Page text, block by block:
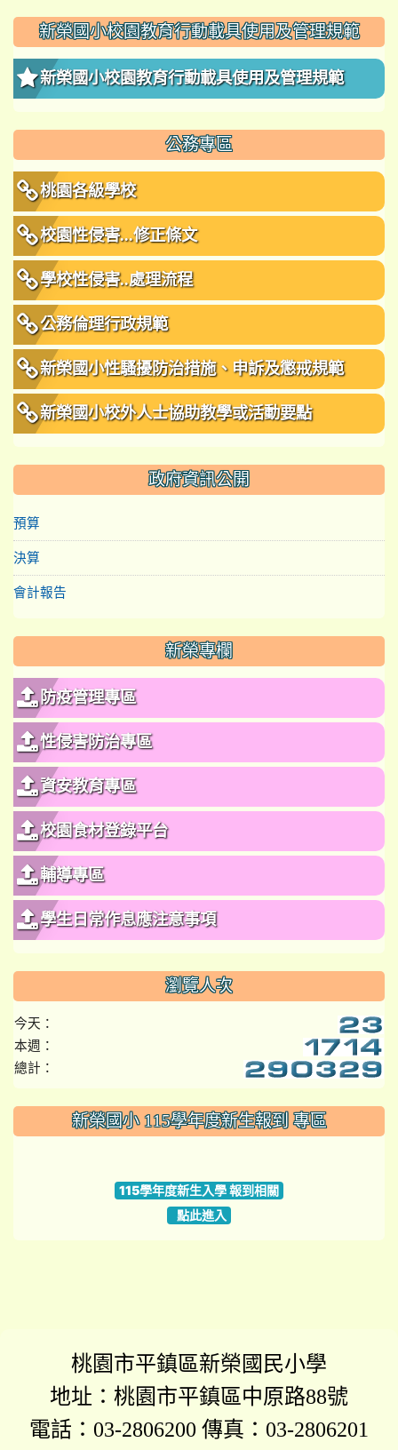
新榮國小校園教育行動載具使用及管理規範
新榮國小校園教育行動載具使用及管理規範
公務專區
桃園各級學校
校園性侵害...修正條文
學校性侵害..處理流程
公務倫理行政規範
新榮國小性騷擾防治措施、申訴及懲戒規範
新榮國小校外人士協助教學或活動要點
政府資訊公開
預算
決算
會計報告
新榮專欄
防疫管理專區
性侵害防治專區
資安教育專區
校園食材登錄平台
輔導專區
學生日常作息應注意事項
瀏覽人次
今天：
本週：
總計：
::: 新榮國小 115學年度新生報到 專區
115學年度新生入學 報到相關
點此進入
桃園市平鎮區新榮國民小學
地址：桃園市平鎮區中原路88號
電話：03-2806200 傳真：03-2806201